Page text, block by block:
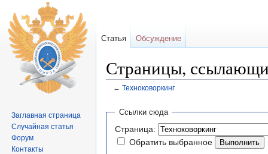
Страницы,
← Техноковоркинг
Ссылки сюда
Страница:
Обратить выбранное
Статья Обсуждение
Заглавная страница
Случайная статья
Форум
Контакты